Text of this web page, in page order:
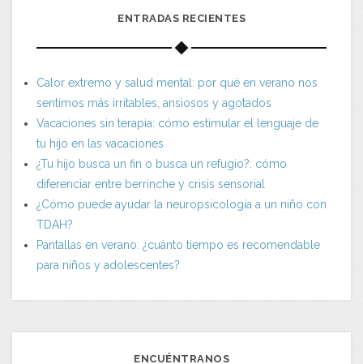
ENTRADAS RECIENTES
Calor extremo y salud mental: por qué en verano nos
sentimos más irritables, ansiosos y agotados
Vacaciones sin terapia: cómo estimular el lenguaje de
tu hijo en las vacaciones
¿Tu hijo busca un fin o busca un refugio?: cómo
diferenciar entre berrinche y crisis sensorial
¿Cómo puede ayudar la neuropsicología a un niño con
TDAH?
Pantallas en verano: ¿cuánto tiempo es recomendable
para niños y adolescentes?
ENCUÉNTRANOS